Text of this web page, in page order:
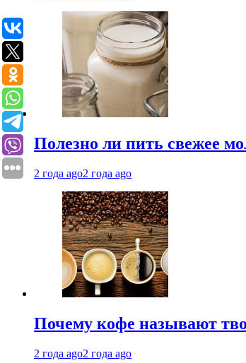
Полезно ли пить свежее
2 года ago2 года ago
Почему кофе называют
2 года ago2 года ago